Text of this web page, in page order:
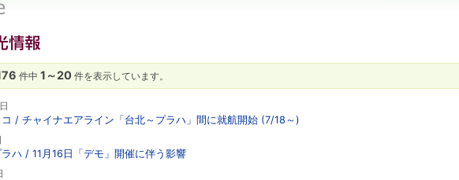
件中 1～20 件を表示しています。
/ チャイナエアライン「台北～プラハ」間に就航開始 (7/18～)
ハ / 11月16日「デモ」開催に伴う影響